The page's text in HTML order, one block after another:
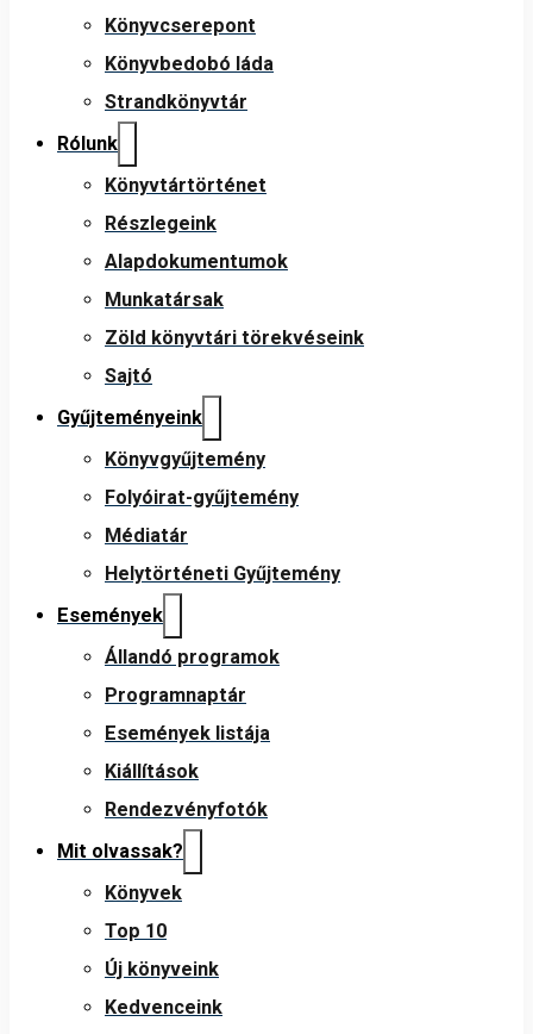
Könyvcserepont
Könyvbedobó láda
Strandkönyvtár
Rólunk
Könyvtártörténet
Részlegeink
Alapdokumentumok
Munkatársak
Zöld könyvtári törekvéseink
Sajtó
Gyűjteményeink
Könyvgyűjtemény
Folyóirat-gyűjtemény
Médiatár
Helytörténeti Gyűjtemény
Események
Állandó programok
Programnaptár
Események listája
Kiállítások
Rendezvényfotók
Mit olvassak?
Könyvek
Top 10
Új könyveink
Kedvenceink